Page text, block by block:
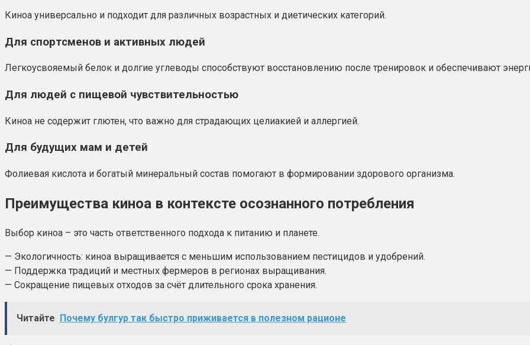
Киноа универсально и подходит для различных возрастных и диетических категорий.
Для спортсменов и активных людей
Легкоусвояемый белок и долгие углеводы способствуют восстановлению после тренировок и обеспечивают
Для людей с пищевой чувствительностью
Киноа не содержит глютен, что важно для страдающих целиакией и аллергией.
Для будущих мам и детей
Фолиевая кислота и богатый минеральный состав помогают в формировании здорового организма.
Преимущества киноа в контексте осознанного потребления
Выбор киноа – это часть ответственного подхода к питанию и планете.
— Экологичность: киноа выращивается с меньшим использованием пестицидов и удобрений.
— Поддержка традиций и местных фермеров в регионах выращивания.
— Сокращение пищевых отходов за счёт длительного срока хранения.
Читайте Почему булгур так быстро приживается в полезном рационе